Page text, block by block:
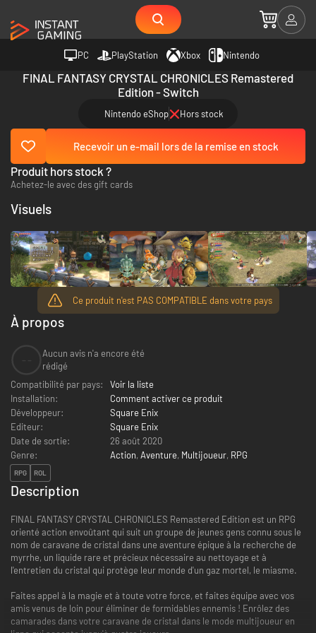
PC PlayStation Xbox Nintendo
FINAL FANTASY CRYSTAL CHRONICLES Remastered
Edition - Switch
Nintendo eShop Hors stock
Recevoir un e-mail lors de la remise en stock
Ce produit n'est PAS COMPATIBLE dans votre pays
Produit hors stock ?
Achetez-le avec des gift cards
À propos
Aucun avis n'a encore été
rédigé
Compatibilité par pays:
Voir la liste
Installation:
Comment activer ce produit
Développeur:
Square Enix
Editeur:
Square Enix
Date de sortie:
26 août 2020
Genre:
Action, Aventure, Multijoueur, RPG
RPG ROL
Visuels
Description
FINAL FANTASY CRYSTAL CHRONICLES Remastered Edition est un RPG
orienté action envoûtant qui suit un groupe de jeunes gens connu sous le
nom de caravane de cristal dans une aventure épique à la recherche de
myrrhe, un liquide rare et précieux nécessaire au nettoyage et à
l'entretien du cristal qui protège leur monde d'un gaz mortel, le miasme.
Faites appel à la magie et à toute votre force, et faites équipe avec vos
amis venus de loin pour éliminer de formidables ennemis ! Enrôlez des
camarades dans votre caravane de cristal dans le mode multijoueur en